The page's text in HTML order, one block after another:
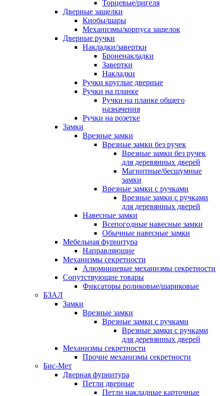
Торцевые/ригеля
Дверные защелки
Кнобы/шары
Механизмы/корпуса защелок
Дверные ручки
Накладки/завертки
Броненакладки
Завертки
Накладки
Ручки круглые дверные
Ручки на планке
Ручки на планке общего
назначения
Ручки на розетке
Замки
Врезные замки
Врезные замки без ручек
Врезные замки без ручек
для деревянных дверей
Магнитные/бесшумные
замки
Врезные замки с ручками
Врезные замки с ручками
для деревянных дверей
Навесные замки
Всепогодные навесные замки
Обычные навесные замки
Мебельная фурнитура
Направляющие
Механизмы секретности
Алюминиевые механизмы секретности
Сопутствующие товары
Фиксаторы роликовые/шариковые
БЗАЛ
Замки
Врезные замки
Врезные замки с ручками
Врезные замки с ручками
для деревянных дверей
Механизмы секретности
Прочие механизмы секретности
Бис-Мет
Дверная фурнитура
Петли дверные
Петли накладные карточные